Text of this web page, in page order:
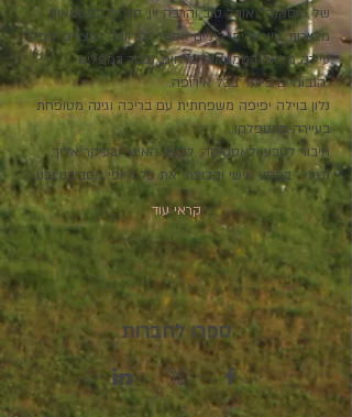
של טוסקנה", אוכל טוב והרבה יין, סיורים בסמטאות
מצוירות, עיירות ימי ביניים אסיזי הקדושה לנוצרים, ספלו
עיירה מלאה בסמטאות פרחים, נבקר במפלים
הגבוהיים ביותר בכל אירופה.
נלון בוילה יפיפה משפחתית עם בריכה וגינה מטופחת
בעיירה מונטפלקו..
חיבור לטבע ולאסטיקה, לקצב האיטי ובעיקר אליך,
תגלי   במסע אישי וקבוצתי את כל היופי מסביבנו ובנו.
קראי עוד
ספרו לחברות